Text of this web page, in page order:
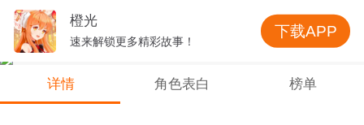
详情 角色表白 榜单
橙光
速来解锁更多精彩故事！
下载APP